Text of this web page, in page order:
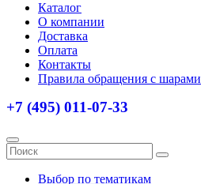
Каталог
О компании
Доставка
Оплата
Контакты
Правила обращения с шарами
+7 (495) 011-07-33
Выбор по тематикам